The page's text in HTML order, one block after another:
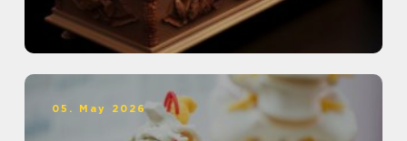
05. May 2026